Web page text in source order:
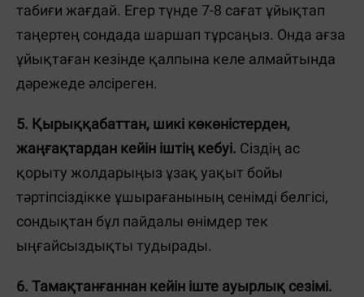
табиғи жағдай. Егер түнде 7-8 сағат ұйықтап
таңертең сондада шаршап тұрсаңыз. Онда ағза
ұйықтаған кезінде қалпына келе алмайтында
дәрежеде әлсіреген.
5. Қырыққабаттан, шикі көкөністерден,
жаңғақтардан кейін іштің кебуі. Сіздің ас
қорыту жолдарыңыз ұзақ уақыт бойы
тәртіпсіздікке ұшырағанының сенімді белгісі,
сондықтан бұл пайдалы өнімдер тек
ыңғайсыздықты тудырады.
6. Тамақтанғаннан кейін іште ауырлық сезімі.